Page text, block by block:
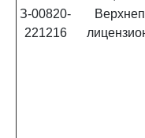
З-00820-
221216